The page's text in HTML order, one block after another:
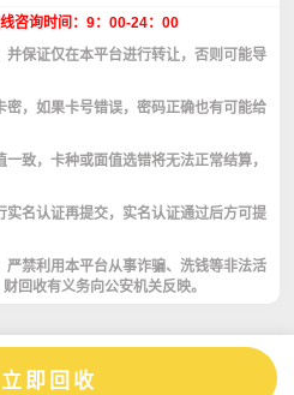
立即回收
咨询时间：9：00-24：00
保证仅在本平台进行转让，否则可能导
，如果卡号错误，密码正确也有可能给
致，卡种或面值选错将无法正常结算，
名认证再提交，实名认证通过后方可提
禁利用本平台从事诈骗、洗钱等非法活
回收有义务向公安机关反映。